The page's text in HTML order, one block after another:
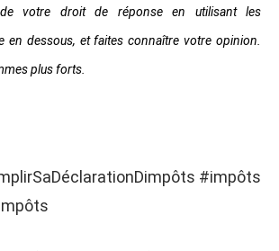
de votre droit de réponse en utilisant les
en dessous, et faites connaître votre opinion.
plus forts.
#impôts